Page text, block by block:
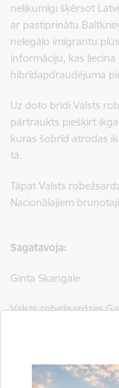
nelikumīgi šķērsot
ar pastiprinātu
nelegālo imigrantu
informāciju, kas liecina
hibrīdapdraudējuma
Uz doto brīdi Valsts
pārtraukts piešķirt
kuras šobrīd atrodas
tā.
Tāpat Valsts
Nacionālajiem
Sagatavoja:
Ginta Skangale
Valsts robežsardzes